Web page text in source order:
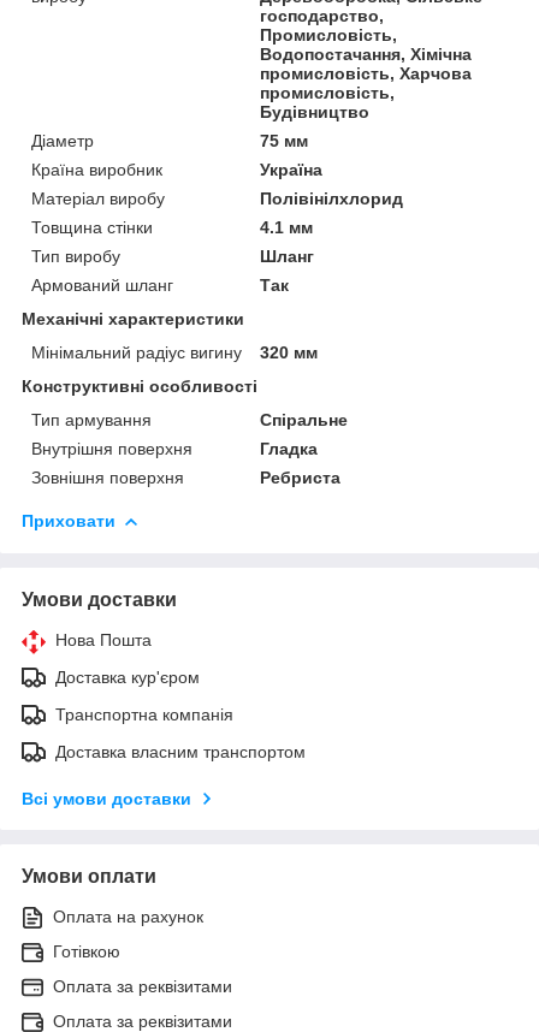
господарство,
Промисловість,
Водопостачання, Хімічна
промисловість, Харчова
промисловість,
Будівництво
Діаметр
75 мм
Країна виробник
Україна
Матеріал виробу
Полівінілхлорид
Товщина стінки
4.1 мм
Тип виробу
Шланг
Армований шланг
Так
Механічні характеристики
Мінімальний радіус вигину
320 мм
Конструктивні особливості
Тип армування
Спіральне
Внутрішня поверхня
Гладка
Зовнішня поверхня
Ребриста
Приховати
Умови доставки
Нова Пошта
Доставка кур'єром
Транспортна компанія
Доставка власним транспортом
Всі умови доставки
Умови оплати
Оплата на рахунок
Готівкою
Оплата за реквізитами
Оплата за реквізитами